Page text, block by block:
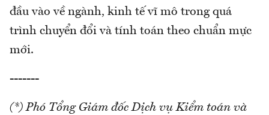
đầu vào về ngành, kinh tế vĩ mô trong quá
trình chuyển đổi và tính toán theo chuẩn mực
mới.
-------
(*) Phó Tổng Giám đốc Dịch vụ Kiểm toán và